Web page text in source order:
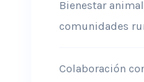
Bienestar
comunidades
Colaboración